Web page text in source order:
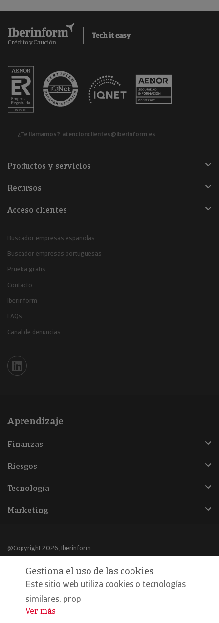
¿Te llamamos? atencionclientes@iberinform.es
Productos y servicios
Recursos
Acceso clientes
Buscador empresas españolas
Buscador empresas portuguesas
Prueba gratis
Contacto
Iberinform
FAQs
Canal de denuncias
Iberinform en Linkedin
Aprendizaje
Finanzas
Riesgos
Tecnología
Marketing
@Copyright 2026, Iberinform
Aviso legal
Política de cookies
Declaración de privacidad
Gestiona el uso de las cookies
Este sitio web utiliza cookies o tecnologías
similares, prop
...
Ver más